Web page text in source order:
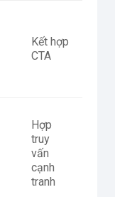
Kết hợp
CTA
Hợp
truy
vấn
cạnh
tranh